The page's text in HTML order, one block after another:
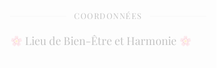
COORDONNÉES
Lieu de Bien-Être et Harmonie